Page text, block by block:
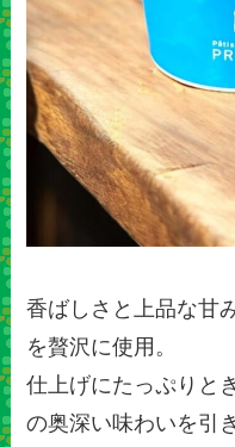
香ばしさと上品な甘
を贅沢に使用。
仕上げにたっぷりと
の奥深い味わいを引